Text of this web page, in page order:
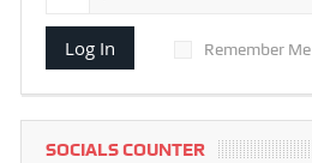
Log In Remember Me
SOCIALS COUNTER